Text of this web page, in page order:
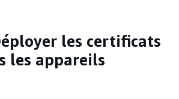
les certificats
les appareils